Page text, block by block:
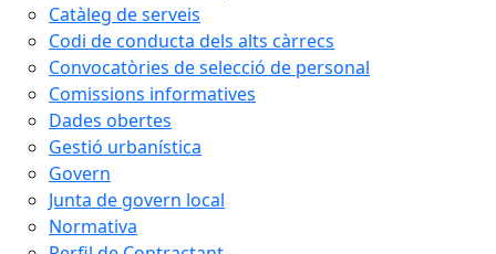
Catàleg de serveis
Codi de conducta dels alts càrrecs
Convocatòries de selecció de personal
Comissions informatives
Dades obertes
Gestió urbanística
Govern
Junta de govern local
Normativa